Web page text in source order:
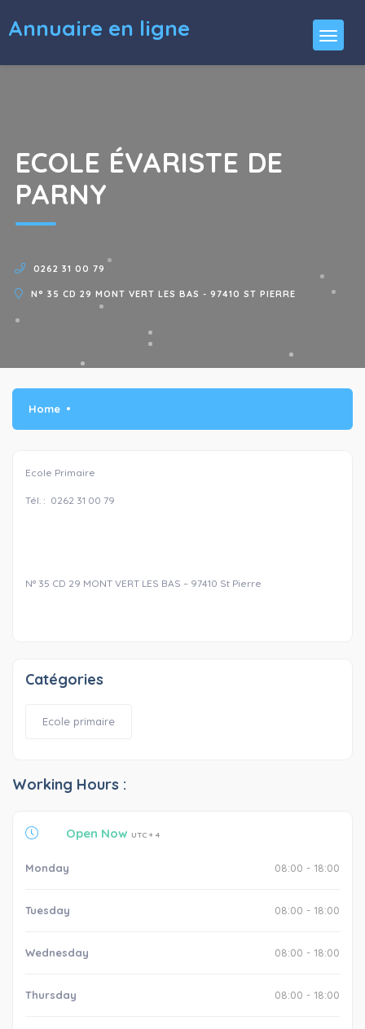
Annuaire en ligne
ECOLE ÉVARISTE DE
PARNY
0262 31 00 79
N° 35 CD 29 MONT VERT LES BAS - 97410 ST PIERRE
Home
Ecole Primaire
Tél. : 0262 31 00 79
N° 35 CD 29 MONT VERT LES BAS – 97410 St Pierre
Catégories
Ecole primaire
Working Hours :
Open Now UTC + 4
Monday 08:00 - 18:00
Tuesday 08:00 - 18:00
Wednesday 08:00 - 18:00
Thursday 08:00 - 18:00